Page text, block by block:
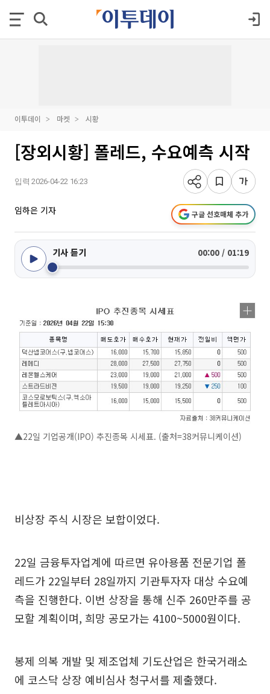
이투데이 마켓 시황
[장외시황] 폴레드, 수요예측 시작
입력 2026-04-22 16:23
임하은 기자 구글 선호매체 추가
기사 듣기 00:00 / 01:19
▲22일 기업공개(IPO) 추진종목 시세표. (출처=38커뮤니케이션)
비상장 주식 시장은 보합이었다.
22일 금융투자업계에 따르면 유아용품 전문기업 폴
레드가 22일부터 28일까지 기관투자자 대상 수요예
측을 진행한다. 이번 상장을 통해 신주 260만주를 공
모할 계획이며, 희망 공모가는 4100~5000원이다.
봉제 의복 개발 및 제조업체 기도산업은 한국거래소
에 코스닥 상장 예비심사 청구서를 제출했다.